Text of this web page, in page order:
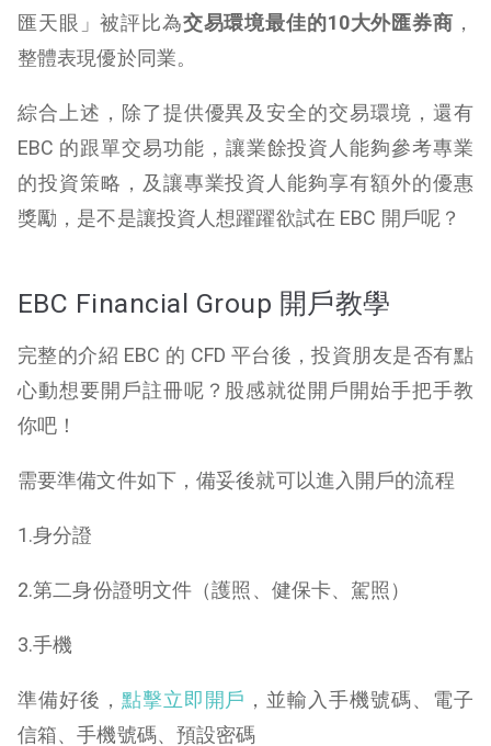
匯天眼」被評比為交易環境最佳的10大外匯券商 ，
整體表現優於同業。
綜合上述，除了提供優異及安全的交易環境，還有
EBC 的跟單交易功能，讓業餘投資人能夠參考專業
的投資策略，及讓專業投資人能夠享有額外的優惠
獎勵，是不是讓投資人想躍躍欲試在 EBC 開戶呢？
EBC Financial Group 開戶教學
完整的介紹 EBC 的 CFD 平台後，投資朋友是否有點
心動想要開戶註冊呢？股感就從開戶開始手把手教
你吧！
需要準備文件如下，備妥後就可以進入開戶的流程
1.身分證
2.第二身份證明文件（護照、健保卡、駕照）
3.手機
準備好後， 點擊立即開戶 ，並輸入手機號碼、電子
信箱、手機號碼、預設密碼